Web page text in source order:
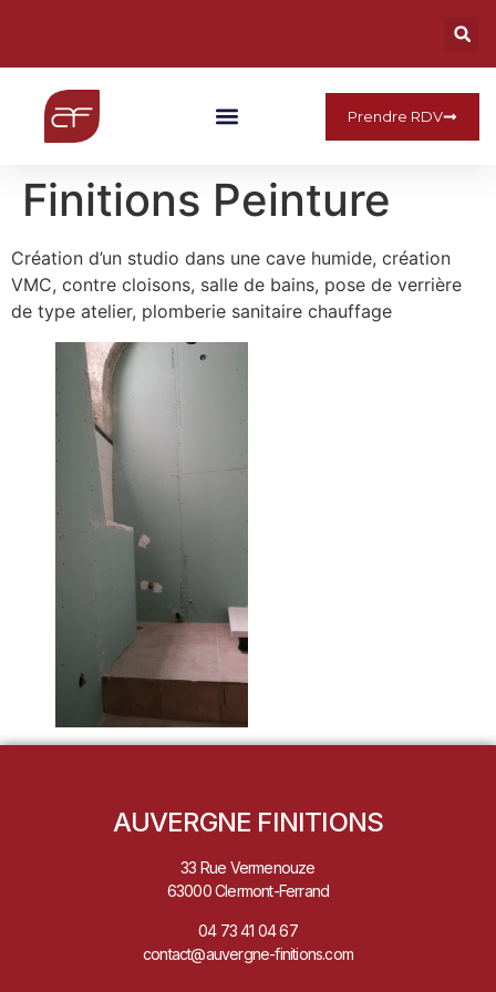
Prendre RDV
Finitions Peinture
Création d’un studio dans une cave humide, création
VMC, contre cloisons, salle de bains, pose de verrière
de type atelier, plomberie sanitaire chauffage
AUVERGNE FINITIONS
33 Rue Vermenouze
63000 Clermont-Ferrand
04 73 41 04 67
contact@auvergne-finitions.com